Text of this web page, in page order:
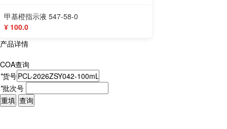
甲基橙指示液 547-58-0
¥ 100.0
产品详情
COA查询
*货号
*批次号
重填 查询